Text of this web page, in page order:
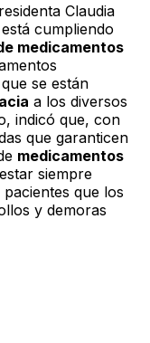
Claudia
cumpliendo
medicamentos
se están
a los diversos
indicó que, con
que garanticen
medicamentos
siempre
que los
y demoras